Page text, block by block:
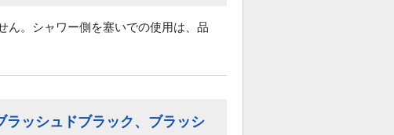
ん。シャワー側を塞いでの使用は、品
ッシュドブラック、ブラッシ